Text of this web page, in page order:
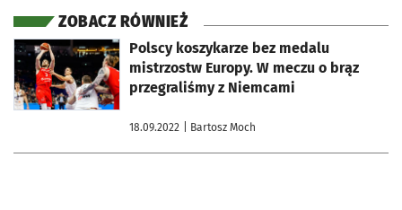
ZOBACZ RÓWNIEŻ
Polscy koszykarze bez medalu
mistrzostw Europy. W meczu o brąz
przegraliśmy z Niemcami
18.09.2022 | Bartosz Moch
otworzy się w nowej karcie